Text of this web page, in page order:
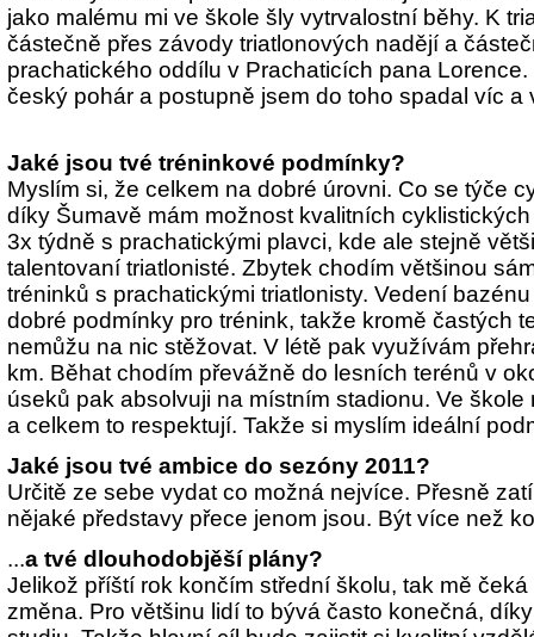
jako malému mi ve škole šly vytrvalostní běhy. K
částečně přes závody triatlonových nadějí a
prachatického oddílu v Prachaticích pana
český pohár a postupně jsem do toho spadal víc a
Jaké jsou tvé tréninkové podmínky?
Myslím si, že celkem na dobré úrovni. Co se týče
díky Šumavě mám možnost kvalitních
3x týdně s prachatickými plavci, kde ale stejně
talentovaní triatlonisté. Zbytek chodím většinou
tréninků s prachatickými triatlonisty. Vedení
dobré podmínky pro trénink, takže kromě častých
nemůžu na nic stěžovat. V létě pak využívám
km. Běhat chodím převážně do lesních terénů v
úseků pak absolvuji na místním stadionu. Ve
a celkem to respektují. Takže si myslím ideální
Jaké jsou tvé ambice do sezóny 2011?
Určitě ze sebe vydat co možná nejvíce. Přesně
nějaké představy přece jenom jsou. Být více než
...a tvé dlouhodobjěší plány?
Jelikož příští rok končím střední školu, tak mě
změna. Pro většinu lidí to bývá často konečná,